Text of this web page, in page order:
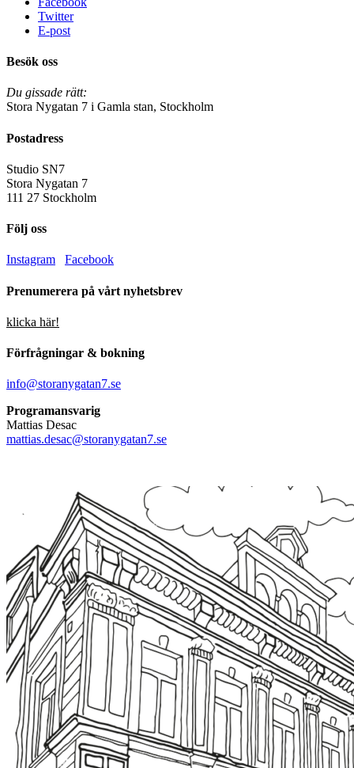
Twitter
E-post
Besök oss
Du gissade rätt:
Stora Nygatan 7 i Gamla stan, Stockholm
Postadress
Studio SN7
Stora Nygatan 7
111 27 Stockholm
Följ oss
Instagram Facebook
Prenumerera på vårt nyhetsbrev
klicka här!
Förfrågningar & bokning
info@storanygatan7.se
Programansvarig
Mattias Desac
mattias.desac@storanygatan7.se